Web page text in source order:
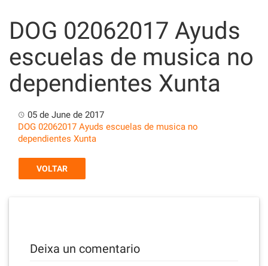
content
DOG 02062017 Ayuds
escuelas de musica no
dependientes Xunta
05 de June de 2017
DOG 02062017 Ayuds escuelas de musica no
dependientes Xunta
VOLTAR
Deixa un comentario